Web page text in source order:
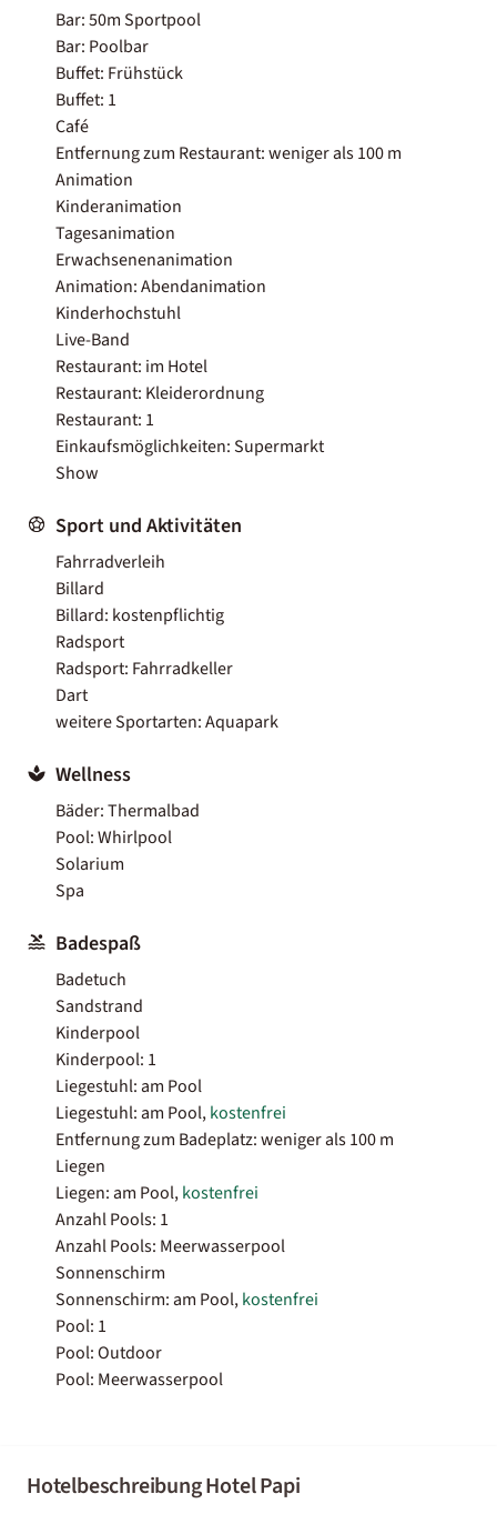
Bar: 50m Sportpool
Bar: Poolbar
Buffet: Frühstück
Buffet: 1
Café
Entfernung zum Restaurant: weniger als 100 m
Animation
Kinderanimation
Tagesanimation
Erwachsenenanimation
Animation: Abendanimation
Kinderhochstuhl
Live-Band
Restaurant: im Hotel
Restaurant: Kleiderordnung
Restaurant: 1
Einkaufsmöglichkeiten: Supermarkt
Show
Sport und Aktivitäten
Fahrradverleih
Billard
Billard: kostenpflichtig
Radsport
Radsport: Fahrradkeller
Dart
weitere Sportarten: Aquapark
Wellness
Bäder: Thermalbad
Pool: Whirlpool
Solarium
Spa
Badespaß
Badetuch
Sandstrand
Kinderpool
Kinderpool: 1
Liegestuhl: am Pool
Liegestuhl: am Pool,kostenfrei
Entfernung zum Badeplatz: weniger als 100 m
Liegen
Liegen: am Pool,kostenfrei
Anzahl Pools: 1
Anzahl Pools: Meerwasserpool
Sonnenschirm
Sonnenschirm: am Pool,kostenfrei
Pool: 1
Pool: Outdoor
Pool: Meerwasserpool
Hotelbeschreibung Hotel Papi